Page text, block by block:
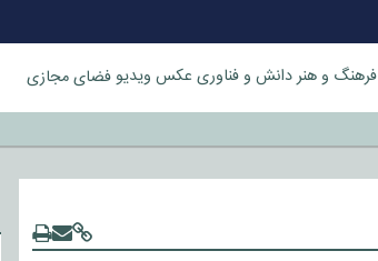
فرهنگ و هنردانش و فناوری عکس ویدیوفضای مجازی